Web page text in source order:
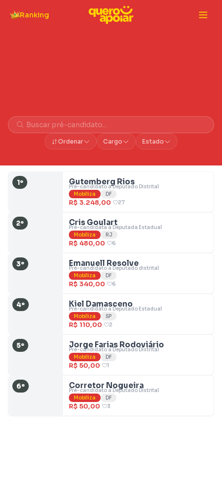
Ranking
Vaquinhas do Mobiliza
Ordenar Cargo Estado
1º Gutemberg Rios
Pré-candidato a Deputado Distrital
Mobiliza
DF
R$ 3.248,00 27
2º Cris Goulart
Pré-candidata a Deputada Estadual
Mobiliza
RJ
R$ 480,00 6
3º Emanuell Resolve
Pré-candidato a Deputado distrital
Mobiliza
DF
R$ 340,00 6
4º Kiel Damasceno
Pré-candidato a Deputado Estadual
Mobiliza
SP
R$ 110,00 2
5º Jorge Farias Rodoviário
Pré-candidato a Deputado Distrital
Mobiliza
DF
R$ 50,00 1
6º Corretor Nogueira
Pré-candidato a Deputado Distrital
Mobiliza
DF
R$ 50,00 3